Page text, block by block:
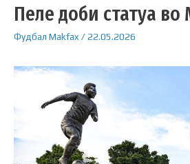
Пеле доби статуа во
Фудбал Makfax /22.05.2026